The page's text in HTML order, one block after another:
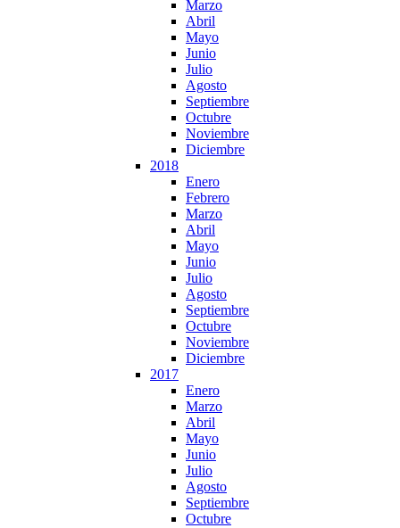
Marzo
Abril
Mayo
Junio
Julio
Agosto
Septiembre
Octubre
Noviembre
Diciembre
2018
Enero
Febrero
Marzo
Abril
Mayo
Junio
Julio
Agosto
Septiembre
Octubre
Noviembre
Diciembre
2017
Enero
Marzo
Abril
Mayo
Junio
Julio
Agosto
Septiembre
Octubre